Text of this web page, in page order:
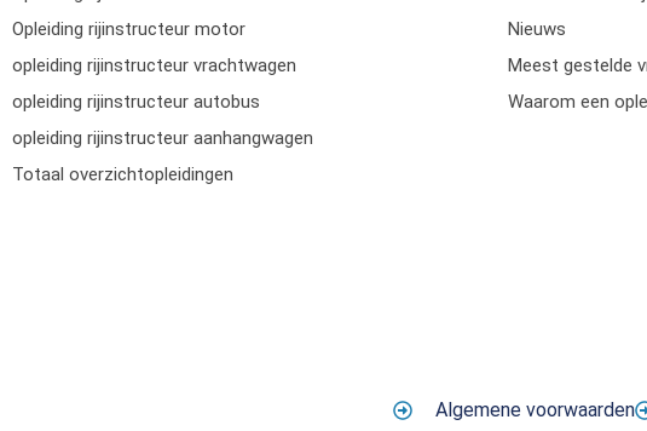
Opleiding rijinstructeur motor
opleiding rijinstructeur vrachtwagen
opleiding rijinstructeur autobus
opleiding rijinstructeur aanhangwagen
Totaal overzichtopleidingen
Nieuws
Meest gestelde
Waarom een
Algemene voorwaarden